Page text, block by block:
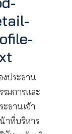
page-
bod-
detail-
profile-
text